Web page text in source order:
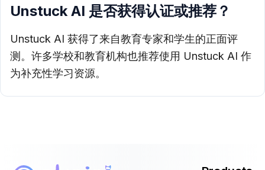
Unstuck AI 是否获得认证或推荐？
Unstuck AI 获得了来自教育专家和学生的正面评
测。许多学校和教育机构也推荐使用 Unstuck AI 作
为补充性学习资源。